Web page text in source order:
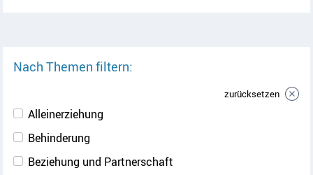
Nach Themen filtern:
Alleinerziehung
Behinderung
Beziehung und Partnerschaft
zurücksetzen